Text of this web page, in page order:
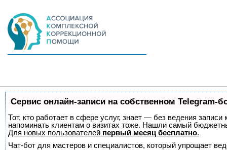
Сервис онлайн-записи на собственном Telegram-
Тот, кто работает в сфере услуг, знает — без ведения
напоминать клиентам о визитах тоже. Нашли самый
Для новых пользователей первый месяц бесплатно.
Чат-бот для мастеров и специалистов, который упрощает